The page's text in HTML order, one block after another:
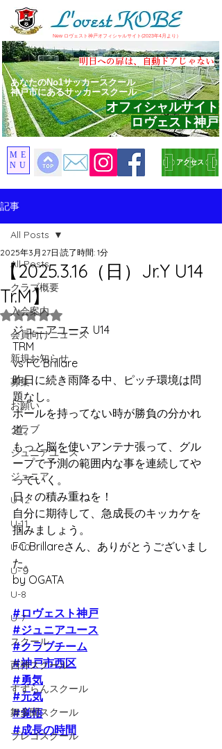
​New ロヴェスト神戸オフィシャルサイト(2023年4月より）
​明日への扉は、自動ドアじゃない
あなたのNo1サッカースクール
神戸市にあるサッカースクール
アクセス
オフィシャルサイト
ロヴェスト神戸
ME
NU
記事
All Posts
クラブ概要
入会案内
会員向けニュース
新規お知らせ
募集
お願い
クラブ
ジュニアユース
ジュニア
U-12
U-11
U-10
U-９
U-8
U-7
スクール
西神スクール
すずらんスクール
舞多聞スクール
プレゴスクール
All Posts
【2025.3.16（日）Jr.Y U14
Tr.M】
2025年3月27日 読了時間: 1分
5つ星のうちNaNと評価されています。
ジュニアユース U14
TRM
vs FC Brillare
昨日に続き雨降る中、ピッチ環境は問
題なし。
ボールを持ってない時が勝負の分かれ
道。
もっと脳を使いアンテナ張って、グル
ープで予測の範囲内な事を連続してや
っていく。
日々の積み重ねを！
自分に期待して、急成長のキッカケを
掴みましょう。
FC Brillareさん、ありがとうございまし
た。
by OGATA
#ロヴェスト神戸
#ジュニアユース
#クラブチーム
#神戸市西区
#勇気
#元気
#覚悟
#成長の時間